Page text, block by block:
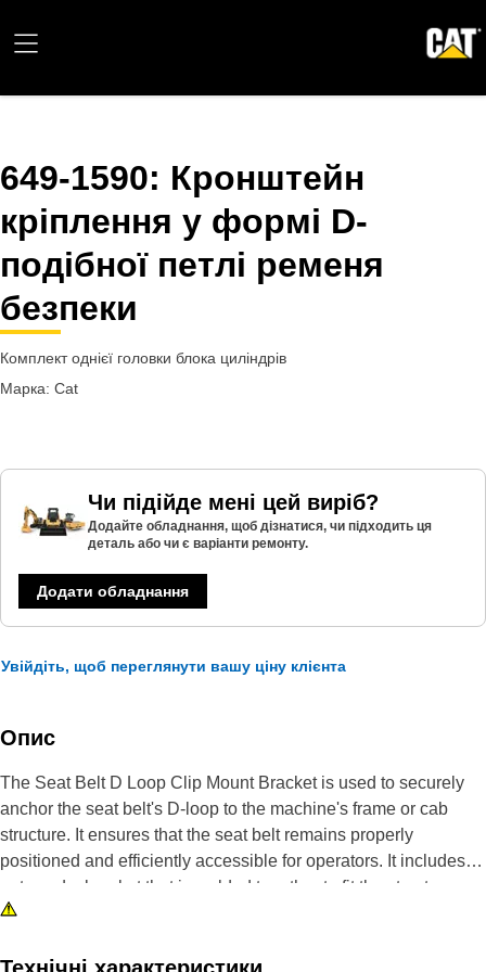
649-1590: Кронштейн
кріплення у формі D-
подібної петлі ременя
безпеки
Комплект однієї головки блока циліндрів
Марка: Cat
Чи підійде мені цей виріб?
Додайте обладнання, щоб дізнатися, чи підходить ця
деталь або чи є варіанти ремонту.
Додати обладнання
Увійдіть, щоб переглянути вашу ціну клієнта
Опис
The Seat Belt D Loop Clip Mount Bracket is used to securely
anchor the seat belt's D-loop to the machine's frame or cab
structure. It ensures that the seat belt remains properly
positioned and efficiently accessible for operators. It includes
nuts and a bracket that is welded together to fit the structure
and is made of steel material.
Attributes: